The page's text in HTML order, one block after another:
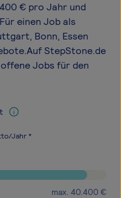
€ pro Jahr und
einen Job als
Bonn, Essen
StepStone.de
Jobs für den
Jahr *
max. 40.400 €